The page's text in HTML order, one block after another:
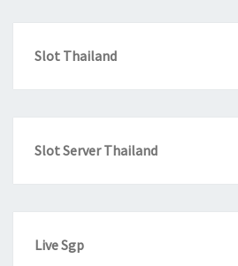
Slot Thailand
Slot Server Thailand
Live Sgp